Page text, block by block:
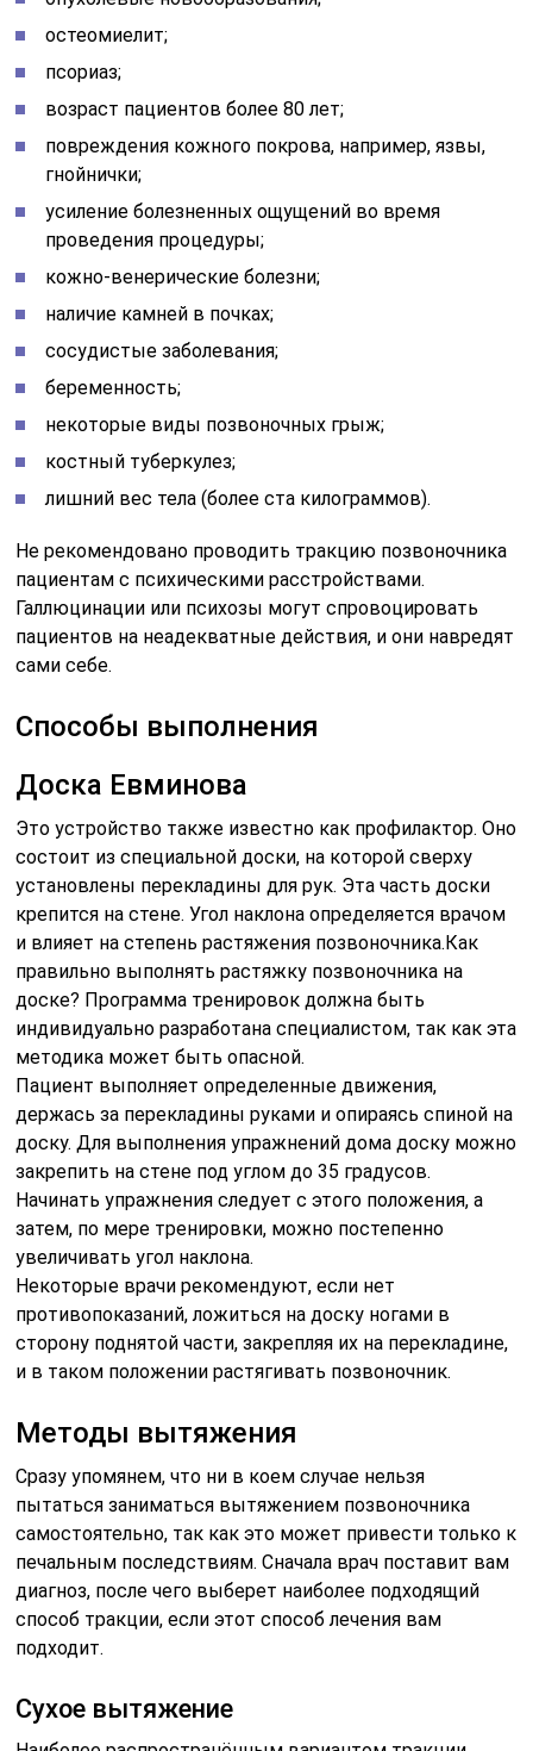
остеомиелит;
псориаз;
возраст пациентов более 80 лет;
повреждения кожного покрова, например, язвы,
гнойнички;
усиление болезненных ощущений во время
проведения процедуры;
кожно-венерические болезни;
наличие камней в почках;
сосудистые заболевания;
беременность;
некоторые виды позвоночных грыж;
костный туберкулез;
лишний вес тела (более ста килограммов).
Не рекомендовано проводить тракцию позвоночника
пациентам с психическими расстройствами.
Галлюцинации или психозы могут спровоцировать
пациентов на неадекватные действия, и они навредят
сами себе.
Способы выполнения
Доска Евминова
Это устройство также известно как профилактор. Оно
состоит из специальной доски, на которой сверху
установлены перекладины для рук. Эта часть доски
крепится на стене. Угол наклона определяется врачом
и влияет на степень растяжения позвоночника.Как
правильно выполнять растяжку позвоночника на
доске? Программа тренировок должна быть
индивидуально разработана специалистом, так как эта
методика может быть опасной.
Пациент выполняет определенные движения,
держась за перекладины руками и опираясь спиной на
доску. Для выполнения упражнений дома доску можно
закрепить на стене под углом до 35 градусов.
Начинать упражнения следует с этого положения, а
затем, по мере тренировки, можно постепенно
увеличивать угол наклона.
Некоторые врачи рекомендуют, если нет
противопоказаний, ложиться на доску ногами в
сторону поднятой части, закрепляя их на перекладине,
и в таком положении растягивать позвоночник.
Методы вытяжения
Сразу упомянем, что ни в коем случае нельзя
пытаться заниматься вытяжением позвоночника
самостоятельно, так как это может привести только к
печальным последствиям. Сначала врач поставит вам
диагноз, после чего выберет наиболее подходящий
способ тракции, если этот способ лечения вам
подходит.
Сухое вытяжение